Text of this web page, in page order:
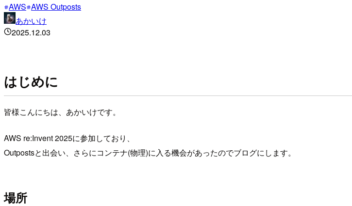
AWS AWS Outposts
あかいけ
2025.12.03
はじめに
皆様こんにちは、あかいけです。
AWS re:Invent 2025に参加しており、
Outpostsと出会い、さらにコンテナ(物理)に入る機会があったのでブログにします。
場所